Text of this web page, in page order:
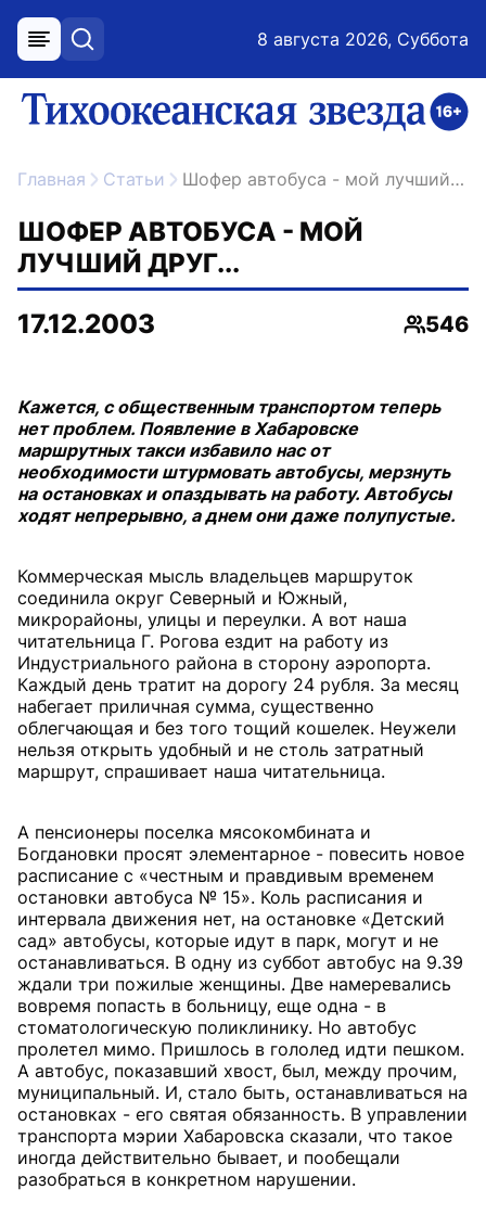
меню поиск 8 августа 2026, Суббота
ссылка на главную
Главная Статьи Шофер автобуса - мой лучший друг...
ШОФЕР АВТОБУСА - МОЙ
ЛУЧШИЙ ДРУГ...
17.12.2003
546
Кажется, с общественным транспортом теперь
нет проблем. Появление в Хабаровске
маршрутных такси избавило нас от
необходимости штурмовать автобусы, мерзнуть
на остановках и опаздывать на работу. Автобусы
ходят непрерывно, а днем они даже полупустые.
Коммерческая мысль владельцев маршруток
соединила округ Северный и Южный,
микрорайоны, улицы и переулки. А вот наша
читательница Г. Рогова ездит на работу из
Индустриального района в сторону аэропорта.
Каждый день тратит на дорогу 24 рубля. За месяц
набегает приличная сумма, существенно
облегчающая и без того тощий кошелек. Неужели
нельзя открыть удобный и не столь затратный
маршрут, спрашивает наша читательница.
А пенсионеры поселка мясокомбината и
Богдановки просят элементарное - повесить новое
расписание с «честным и правдивым временем
остановки автобуса № 15». Коль расписания и
интервала движения нет, на остановке «Детский
сад» автобусы, которые идут в парк, могут и не
останавливаться. В одну из суббот автобус на 9.39
ждали три пожилые женщины. Две намеревались
вовремя попасть в больницу, еще одна - в
стоматологическую поликлинику. Но автобус
пролетел мимо. Пришлось в гололед идти пешком.
А автобус, показавший хвост, был, между прочим,
муниципальный. И, стало быть, останавливаться на
остановках - его святая обязанность. В управлении
транспорта мэрии Хабаровска сказали, что такое
иногда действительно бывает, и пообещали
разобраться в конкретном нарушении.